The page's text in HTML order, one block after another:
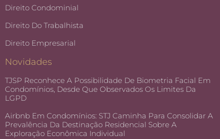
Direito Condominial
Direito Do Trabalhista
Direito Empresarial
Novidades
TJSP Reconhece A Possibilidade De Biometria Facial Em
Condomínios, Desde Que Observados Os Limites Da
LGPD
Airbnb Em Condomínios: STJ Caminha Para Consolidar A
Prevalência Da Destinação Residencial Sobre A
Exploração Econômica Individual